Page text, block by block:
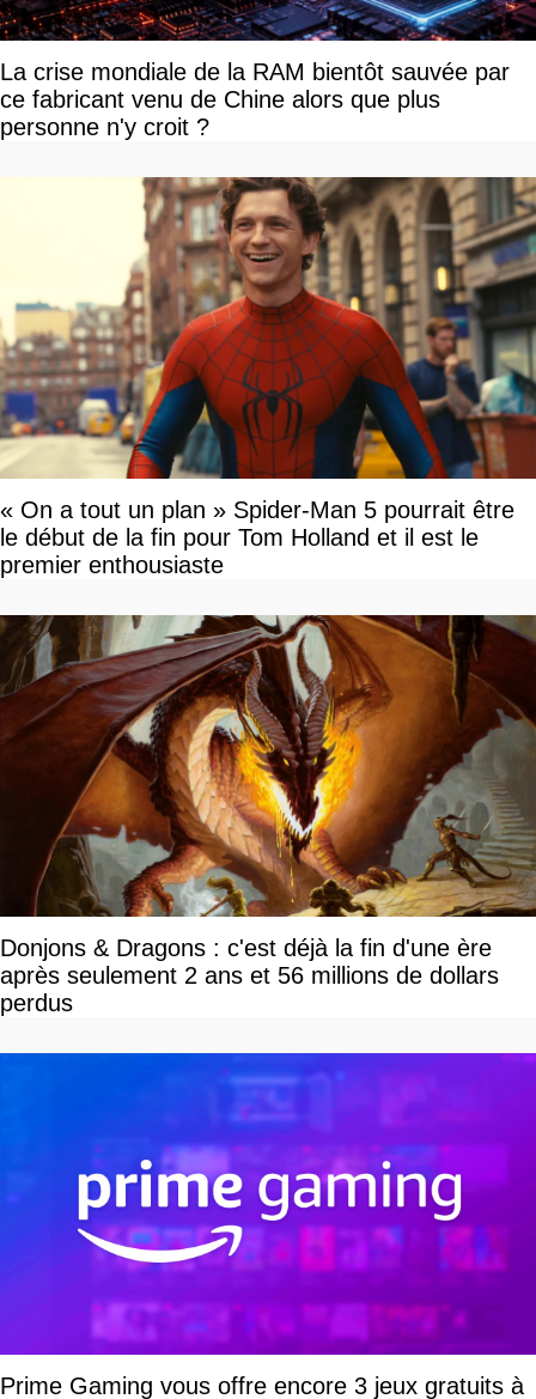
La crise mondiale de la RAM bientôt sauvée par
ce fabricant venu de Chine alors que plus
personne n'y croit ?
« On a tout un plan » Spider-Man 5 pourrait être
le début de la fin pour Tom Holland et il est le
premier enthousiaste
Donjons & Dragons : c'est déjà la fin d'une ère
après seulement 2 ans et 56 millions de dollars
perdus
Prime Gaming vous offre encore 3 jeux gratuits à